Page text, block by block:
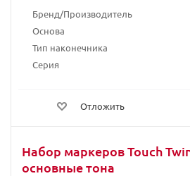
Бренд/Производитель
Основа
Тип наконечника
Серия
Отложить
Набор маркеров Touch
основные тона